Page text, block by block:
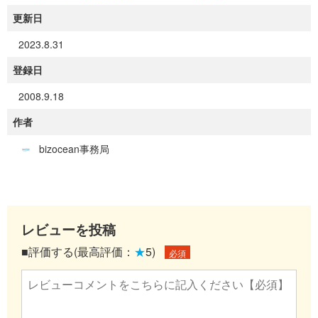
更新日
2023.8.31
登録日
2008.9.18
作者
bizocean事務局
レビューを投稿
■評価する(最高評価： ★5) 必須